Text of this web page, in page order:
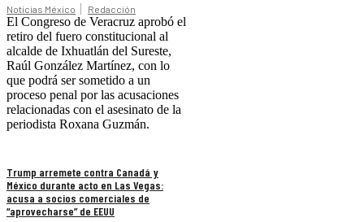
Noticias México Redacción
El Congreso de Veracruz aprobó el
retiro del fuero constitucional al
alcalde de Ixhuatlán del Sureste,
Raúl González Martínez, con lo
que podrá ser sometido a un
proceso penal por las acusaciones
relacionadas con el asesinato de la
periodista Roxana Guzmán.
Trump arremete contra Canadá y
México durante acto en Las Vegas:
acusa a socios comerciales de
“aprovecharse” de EEUU